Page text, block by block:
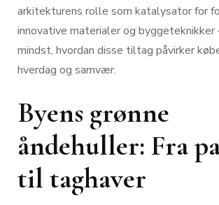
arkitekturens rolle som katalysator for
innovative materialer og byggeteknikker
mindst, hvordan disse tiltag påvirker
hverdag og samvær.
Byens grønne
åndehuller: Fra
til taghaver